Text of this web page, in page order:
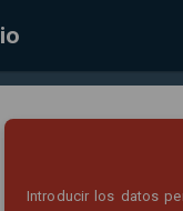
Introducir los datos